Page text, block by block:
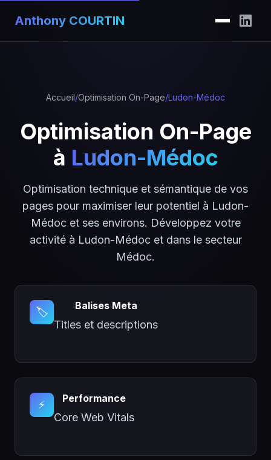
Anthony COURTIN
Accueil/Optimisation On-Page/Ludon-Médoc
Optimisation On-Page
à Ludon-Médoc
Optimisation technique et sémantique de vos
pages pour maximiser leur potentiel à Ludon-
Médoc et ses environs. Développez votre
activité à Ludon-Médoc et dans le secteur
Médoc.
🏷️ Balises Meta
Titles et descriptions
⚡ Performance
Core Web Vitals